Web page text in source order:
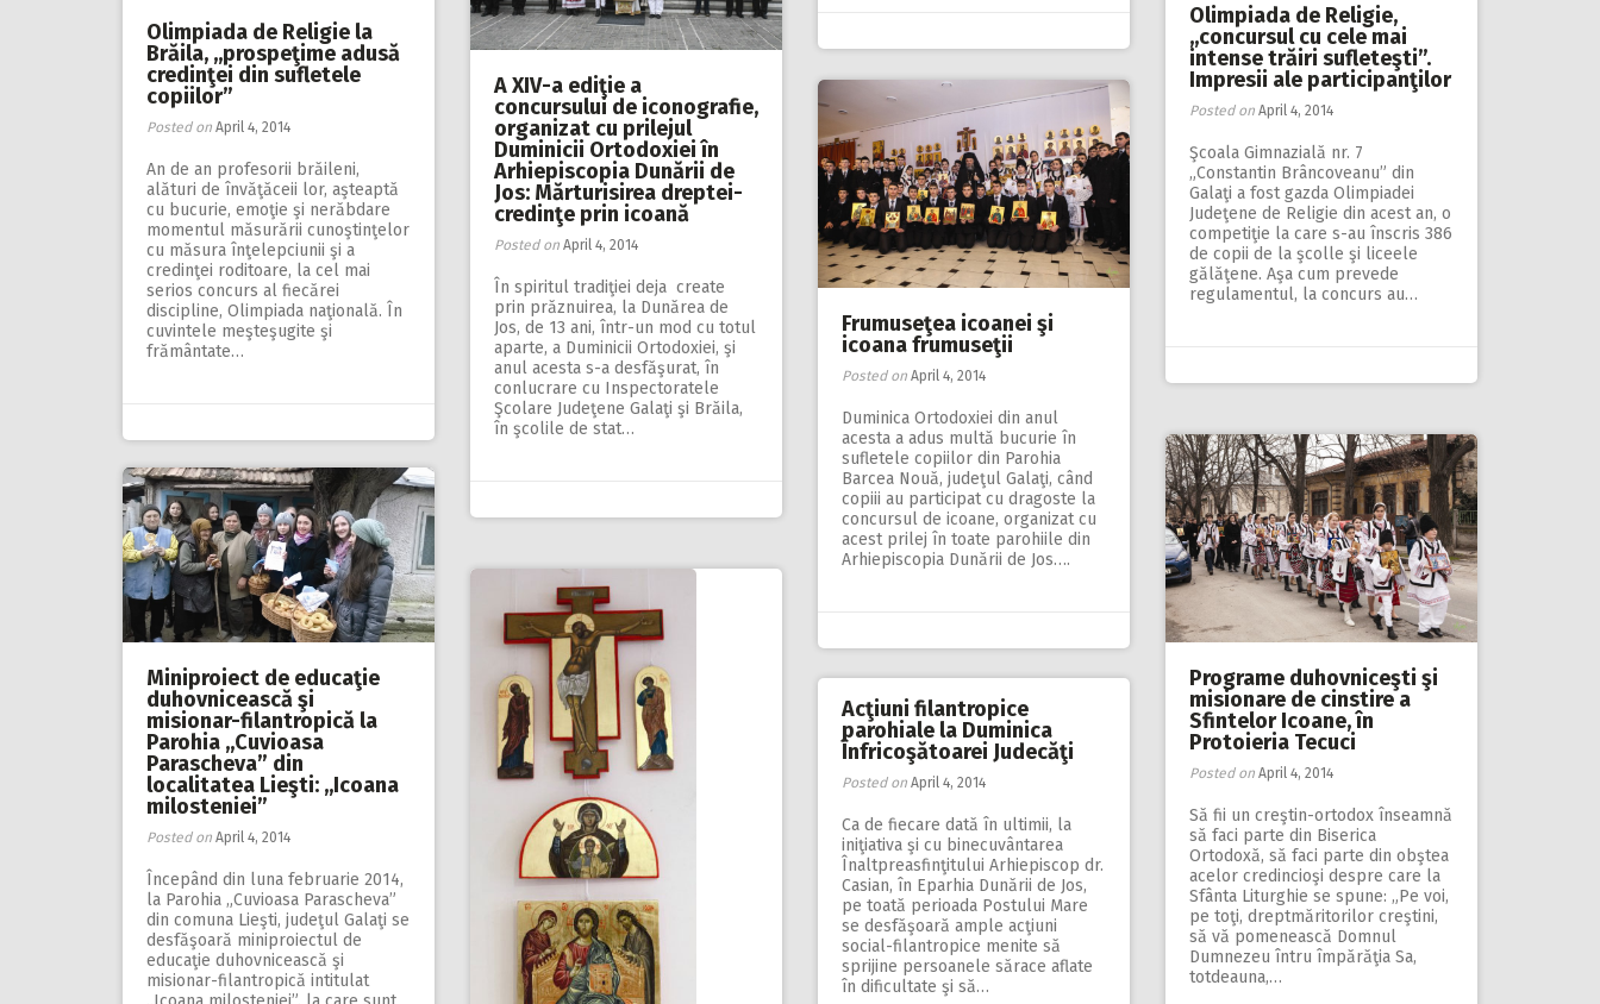
Olimpiada de Religie,
,,concursul cu cele mai
intense trăiri sufleteşti”.
Impresii ale participanţilor
Posted on April 4, 2014
Şcoala Gimnazială nr. 7
„Constantin Brâncoveanu” din
Galaţi a fost gazda Olimpiadei
Judeţene de Religie din acest an, o
competiţie la care s-au înscris 386
de copii de la şcolle şi liceele
gălăţene. Aşa cum prevede
regulamentul, la concurs au…
Olimpiada de Religie la
Brăila, ,,prospeţime adusă
credinţei din sufletele
copiilor”
Posted on April 4, 2014
An de an profesorii brăileni,
alături de învăţăceii lor, aşteaptă
cu bucurie, emoţie şi nerăbdare
momentul măsurării cunoştinţelor
cu măsura înţelepciunii şi a
credinţei roditoare, la cel mai
serios concurs al fiecărei
discipline, Olimpiada naţională. În
cuvintele meşteşugite şi
frământate…
A XIV-a ediţie a
concursului de iconografie,
organizat cu prilejul
Duminicii Ortodoxiei în
Arhiepiscopia Dunării de
Jos: Mărturisirea dreptei-
credinţe prin icoană
Posted on April 4, 2014
În spiritul tradiţiei deja create
prin prăznuirea, la Dunărea de
Jos, de 13 ani, într-un mod cu totul
aparte, a Duminicii Ortodoxiei, şi
anul acesta s-a desfăşurat, în
conlucrare cu Inspectoratele
Şcolare Judeţene Galaţi şi Brăila,
în şcolile de stat…
Frumuseţea icoanei şi
icoana frumuseţii
Posted on April 4, 2014
Duminica Ortodoxiei din anul
acesta a adus multă bucurie în
sufletele copiilor din Parohia
Barcea Nouă, judeţul Galaţi, când
copiii au participat cu dragoste la
concursul de icoane, organizat cu
acest prilej în toate parohiile din
Arhiepiscopia Dunării de Jos….
Programe duhovniceşti şi
misionare de cinstire a
Sfintelor Icoane, în
Protoieria Tecuci
Posted on April 4, 2014
Să fii un creştin-ortodox înseamnă
să faci parte din Biserica
Ortodoxă, să faci parte din obştea
acelor credincioşi despre care la
Sfânta Liturghie se spune: „Pe voi,
pe toţi, dreptmăritorilor creştini,
să vă pomenească Domnul
Dumnezeu întru împărăţia Sa,
totdeauna,…
Miniproiect de educaţie
duhovnicească şi
misionar-filantropică la
Parohia ,,Cuvioasa
Parascheva” din
localitatea Lieşti: ,,Icoana
milosteniei”
Posted on April 4, 2014
Începând din luna februarie 2014,
la Parohia „Cuvioasa Parascheva”
din comuna Lieşti, judeţul Galaţi se
desfăşoară miniproiectul de
educaţie duhovnicească şi
misionar-filantropică intitulat
Acţiuni filantropice
parohiale la Duminica
Înfricoşătoarei Judecăţi
Posted on April 4, 2014
Ca de fiecare dată în ultimii, la
iniţiativa şi cu binecuvântarea
Înaltpreasfinţitului Arhiepiscop dr.
Casian, în Eparhia Dunării de Jos,
pe toată perioada Postului Mare
se desfăşoară ample acţiuni
social-filantropice menite să
sprijine persoanele sărace aflate
în dificultate şi să…